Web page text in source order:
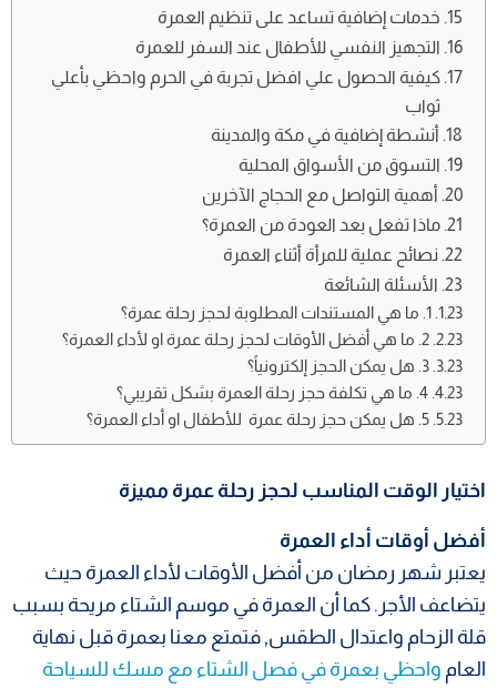
خدمات إضافية تساعد على تنظيم العمرة
التجهيز النفسي للأطفال عند السفر للعمرة
كيفية الحصول علي افضل تجربة في الحرم واحظي بأعلي
ثواب
أنشطة إضافية في مكة والمدينة
التسوق من الأسواق المحلية
أهمية التواصل مع الحجاج الآخرين
ماذا تفعل بعد العودة من العمرة؟
نصائح عملية للمرأة أثناء العمرة
الأسئلة الشائعة
1. ما هي المستندات المطلوبة لحجز رحلة عمرة؟
2. ما هي أفضل الأوقات لحجز رحلة عمرة او لأداء العمرة؟
3. هل يمكن الحجز إلكترونياً؟
4. ما هي تكلفة حجز رحلة العمرة بشكل تقريبي؟
5. هل يمكن حجز رحلة عمرة للأطفال او أداء العمرة؟
اختيار الوقت المناسب لحجز رحلة عمرة مميزة
أفضل أوقات أداء العمرة
يعتبر شهر رمضان من أفضل الأوقات لأداء العمرة حيث
يتضاعف الأجر. كما أن العمرة في موسم الشتاء مريحة بسبب
قلة الزحام واعتدال الطقس, فتمتع معنا بعمرة قبل نهاية
العام واحظي بعمرة في فصل الشتاء مع مسك للسياحة